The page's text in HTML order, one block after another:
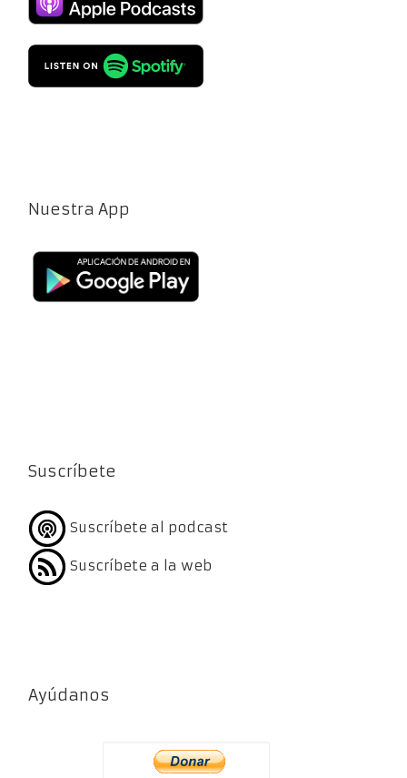
Nuestra App
Suscríbete
Suscríbete al podcast
Suscríbete a la web
Ayúdanos